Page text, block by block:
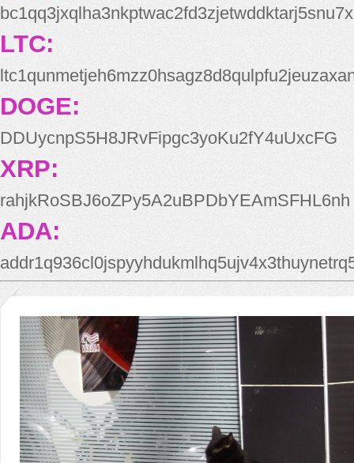
bc1qq3jxqlha3nkptwac2fd3zjetwddktarj5snu7x
LTC:
DOGE:
DDUycnpS5H8JRvFipgc3yoKu2fY4uUxcFG
XRP:
rahjkRoSBJ6oZPy5A2uBPDbYEAmSFHL6nh
ADA: